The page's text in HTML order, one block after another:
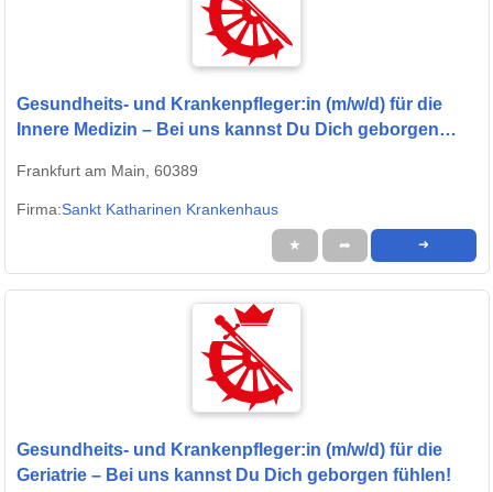
Gesundheits- und Krankenpfleger:in (m/w/d) für die
Innere Medizin – Bei uns kannst Du Dich geborgen
Frankfurt am Main, 60389
Firma:Sankt Katharinen Krankenhaus
★ ➦ ➜
Gesundheits- und Krankenpfleger:in (m/w/d) für die
Geriatrie – Bei uns kannst Du Dich geborgen fühlen!